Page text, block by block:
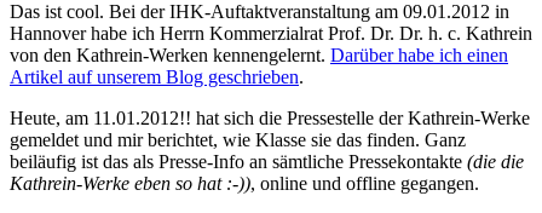
Das ist cool. Bei der IHK-Auftaktveranstaltung am 09.01.2012 in
Hannover habe ich Herrn Kommerzialrat Prof. Dr. Dr. h. c. Kathrein
von den Kathrein-Werken kennengelernt. Darüber habe ich einen
Artikel auf unserem Blog geschrieben.
Heute, am 11.01.2012!! hat sich die Pressestelle der Kathrein-Werke
gemeldet und mir berichtet, wie Klasse sie das finden. Ganz
beiläufig ist das als Presse-Info an sämtliche Pressekontakte (die die
Kathrein-Werke eben so hat :-)), online und offline gegangen.